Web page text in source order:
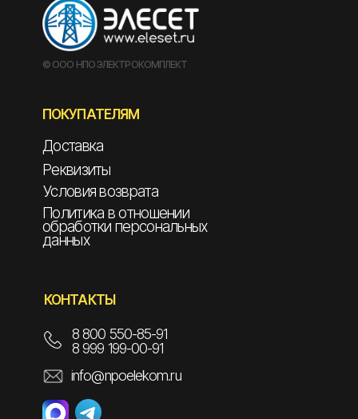
© ООО НПО ЭЛЕКТРОКОМПЛЕКТ
ПОКУПАТЕЛЯМ
Доставка
Реквизиты
Условия возврата
Политика в отношении
обработки персональных
данных
КОНТАКТЫ
info@npoelekom.ru
8 800 550-85-91
8 999 199-00-91